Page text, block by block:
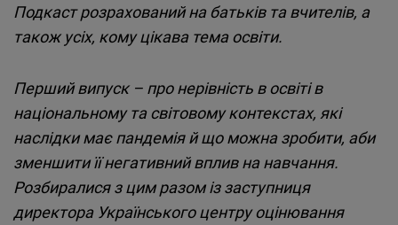
Подкаст розрахований на батьків та вчителів, а
також усіх, кому цікава тема освіти.
Перший випуск – про нерівність в освіті в
національному та світовому контекстах, які
наслідки має пандемія й що можна зробити, аби
зменшити її негативний вплив на навчання.
Розбиралися з цим разом із заступниця
директора Українського центру оцінювання
Newsletter2go
Embed
Podigee
Embed
D.Vinci
Embed